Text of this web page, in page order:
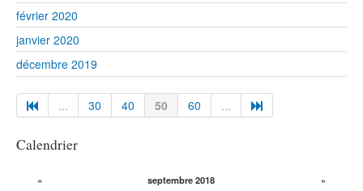
février 2020
janvier 2020
décembre 2019
... 30 40 50 60 ...
Calendrier
« septembre 2018
»